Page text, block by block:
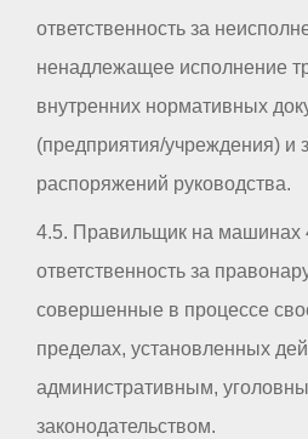
ответственность за
ненадлежащее исполнение
внутренних нормативных
(предприятия/учреждения) и
распоряжений руководства.
4.5. Правильщик на машинах
ответственность за
совершенные в процессе
пределах, установленных
административным,
законодательством.